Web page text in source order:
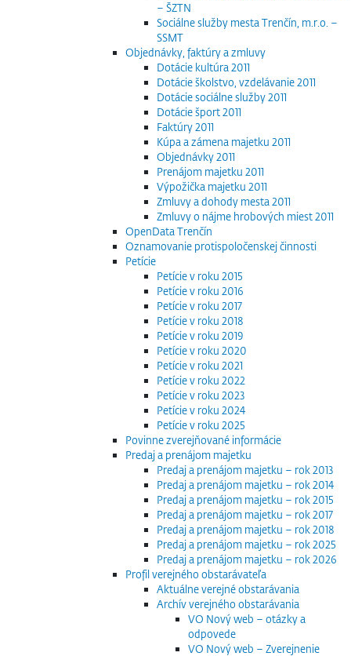
– ŠZTN
Sociálne služby mesta Trenčín, m.r.o. –
SSMT
Objednávky, faktúry a zmluvy
Dotácie kultúra 2011
Dotácie školstvo, vzdelávanie 2011
Dotácie sociálne služby 2011
Dotácie šport 2011
Faktúry 2011
Kúpa a zámena majetku 2011
Objednávky 2011
Prenájom majetku 2011
Výpožička majetku 2011
Zmluvy a dohody mesta 2011
Zmluvy o nájme hrobových miest 2011
OpenData Trenčín
Oznamovanie protispoločenskej činnosti
Petície
Petície v roku 2015
Petície v roku 2016
Petície v roku 2017
Petície v roku 2018
Petície v roku 2019
Petície v roku 2020
Petície v roku 2021
Petície v roku 2022
Petície v roku 2023
Petície v roku 2024
Petície v roku 2025
Povinne zverejňované informácie
Predaj a prenájom majetku
Predaj a prenájom majetku – rok 2013
Predaj a prenájom majetku – rok 2014
Predaj a prenájom majetku – rok 2015
Predaj a prenájom majetku – rok 2017
Predaj a prenájom majetku – rok 2018
Predaj a prenájom majetku – rok 2025
Predaj a prenájom majetku – rok 2026
Profil verejného obstarávateľa
Aktuálne verejné obstarávania
Archív verejného obstarávania
VO Nový web – otázky a
odpovede
VO Nový web – Zverejnenie